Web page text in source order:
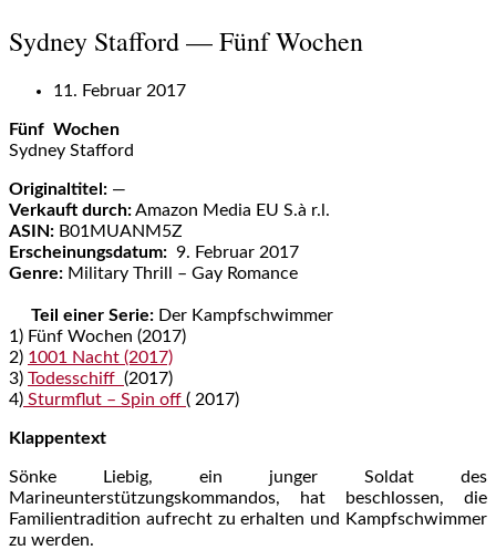
Sydney Stafford — Fünf Wochen
11. Februar 2017
Fünf Wochen
Sydney Stafford
Originaltitel: —
Verkauft durch:Amazon Media EU S.à r.l.
ASIN: B01MUANM5Z
Erscheinungsdatum: 9. Februar 2017
Genre: Military Thrill – Gay Romance
Teil einer Serie: Der Kampfschwimmer
1) Fünf Wochen (2017)
2) 1001 Nacht (2017)
3) Todesschiff (2017)
4) Sturmflut – Spin off ( 2017)
Klappentext
Sönke Liebig, ein junger Soldat des
Marineunterstützungskommandos, hat beschlossen, die
Familientradition aufrecht zu erhalten und Kampfschwimmer
zu werden.